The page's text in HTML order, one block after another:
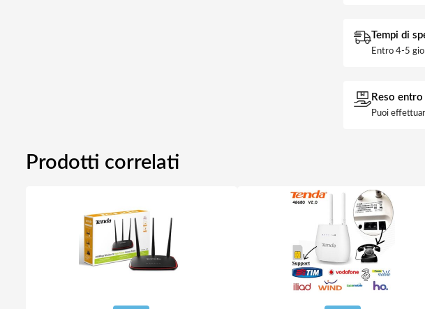
Tempi di
Entro 4-5
Reso
Puoi
Prodotti correlati